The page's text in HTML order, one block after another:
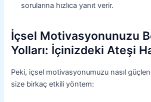
sorularına hızlıca yanıt verir.
İçsel Motivasyonunuzu
Yolları: İçinizdeki Ateşi
Peki, içsel motivasyonumuzu nasıl
size birkaç etkili yöntem: